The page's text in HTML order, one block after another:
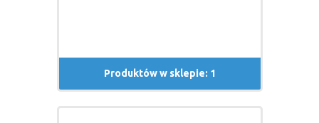
Produktów w sklepie: 1